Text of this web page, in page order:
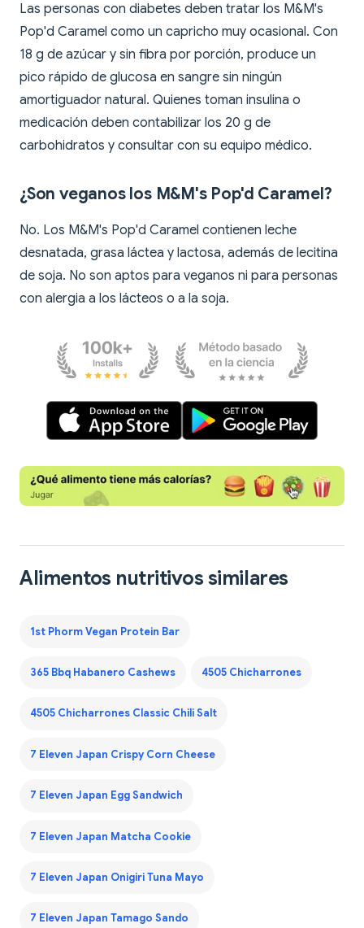
Las personas con diabetes deben tratar los M&M's
Pop'd Caramel como un capricho muy ocasional. Con
18 g de azúcar y sin fibra por porción, produce un
pico rápido de glucosa en sangre sin ningún
amortiguador natural. Quienes toman insulina o
medicación deben contabilizar los 20 g de
carbohidratos y consultar con su equipo médico.
¿Son veganos los M&M's Pop'd Caramel?
No. Los M&M's Pop'd Caramel contienen leche
desnatada, grasa láctea y lactosa, además de lecitina
de soja. No son aptos para veganos ni para personas
con alergia a los lácteos o a la soja.
Alimentos nutritivos similares
1st Phorm Vegan Protein Bar
365 Bbq Habanero Cashews 4505 Chicharrones
4505 Chicharrones Classic Chili Salt
7 Eleven Japan Crispy Corn Cheese
7 Eleven Japan Egg Sandwich
7 Eleven Japan Matcha Cookie
7 Eleven Japan Onigiri Tuna Mayo
7 Eleven Japan Tamago Sando